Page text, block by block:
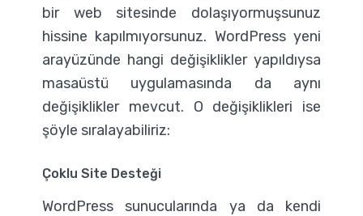
bir web sitesinde dolaşıyormuşsunuz
hissine kapılmıyorsunuz. WordPress yeni
arayüzünde hangi değişiklikler yapıldıysa
masaüstü uygulamasında da aynı
değişiklikler mevcut. O değişiklikleri ise
şöyle sıralayabiliriz:
Çoklu Site Desteği
WordPress sunucularında ya da kendi